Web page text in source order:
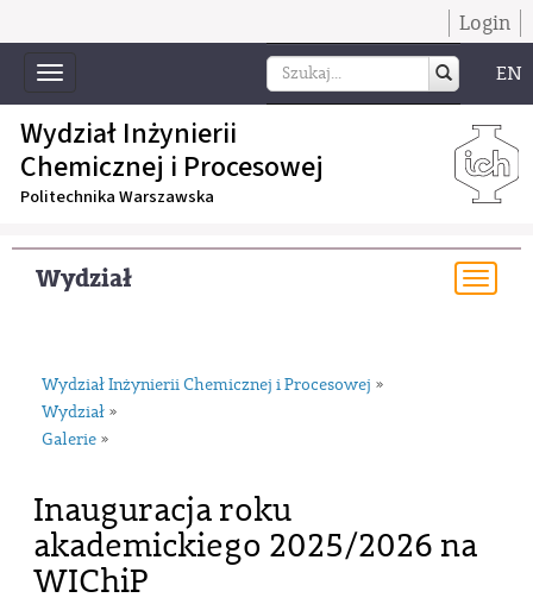
Login
Toggle
navigation
EN
Wydział Inżynierii
Chemicznej i Procesowej
Politechnika Warszawska
Wydział
Wydział Inżynierii Chemicznej i Procesowej »
Wydział »
Galerie »
Inauguracja roku
akademickiego 2025/2026 na
WIChiP